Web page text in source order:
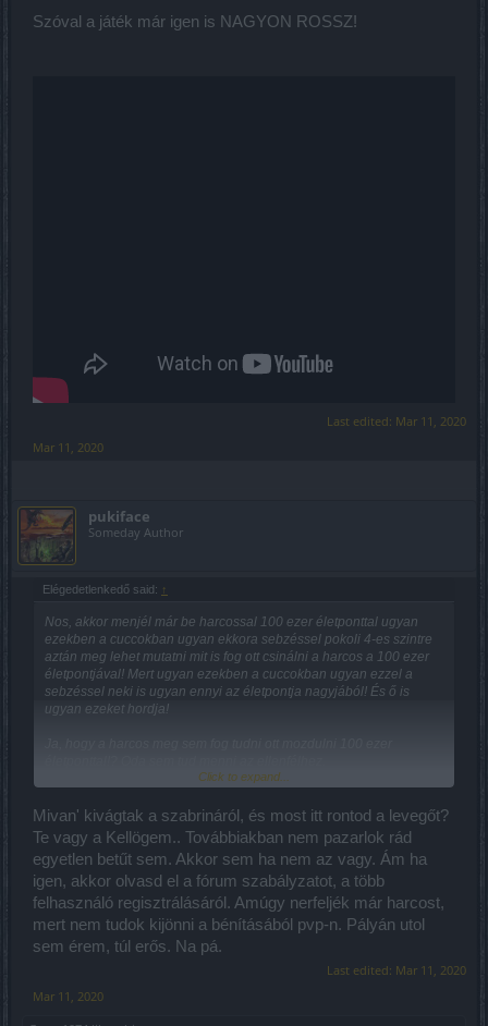
Szóval a játék már igen is NAGYON ROSSZ!
Last edited: Mar 11, 2020
Mar 11, 2020
pukiface
Someday Author
Elégedetlenkedő said: ↑
Nos, akkor menjél már be harcossal 100 ezer életponttal ugyan
ezekben a cuccokban ugyan ekkora sebzéssel pokoli 4-es szintre
aztán meg lehet mutatni mit is fog ott csinálni a harcos a 100 ezer
életpontjával! Mert ugyan ezekben a cuccokban ugyan ezzel a
sebzéssel neki is ugyan ennyi az életpontja nagyjából! És ő is
ugyan ezeket hordja!
Ahhoz, hogy ekkora sebzése legyen neki totál fullos kövek kellenek
mindenből! - töménytelen életes kő, mert neki ide kell 250-300 ezer
életpont is!
És mint mondtam, majd ha ugyan ez a mágus ugyan ekkora
sebzést tud produkálni úgy hogy ő is felrak 250-300 ezer
életpontot, akkor lesz bármiről is beszélni ami azzal kapcsolatos,
hogy bármiféle egyenlőség is van a harcos kaszt és a távosok
között!
mert semmit sem kell karakter építeniük, hanem csak mindent a
sebzésre aztán jó az!
Click to expand...
Mivan' kivágtak a szabrináról, és most itt rontod a levegőt?
Te vagy a Kellögem.. Továbbiakban nem pazarlok rád
egyetlen betűt sem. Akkor sem ha nem az vagy. Ám ha
igen, akkor olvasd el a fórum szabályzatot, a több
felhasználó regisztrálásáról. Amúgy nerfeljék már harcost,
mert nem tudok kijönni a bénításából pvp-n. Pályán utol
sem érem, túl erős. Na pá.
Last edited: Mar 11, 2020
Mar 11, 2020